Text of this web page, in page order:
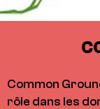
Common
rôle dans les